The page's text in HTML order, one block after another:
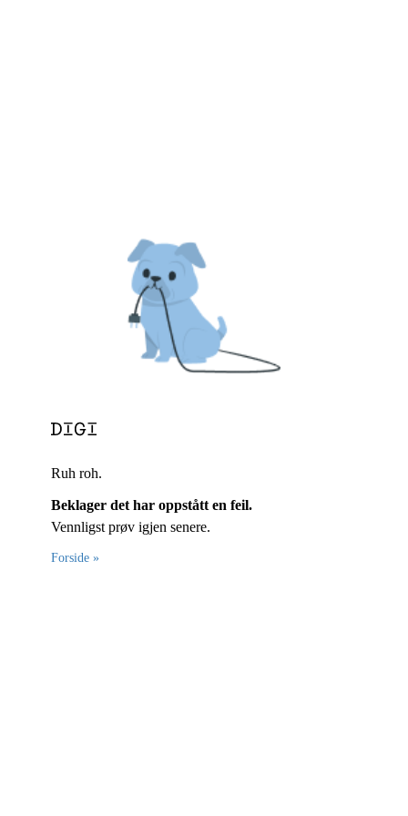
Ruh roh.
Beklager det har oppstått en feil.
Vennligst prøv igjen senere.
Forside »